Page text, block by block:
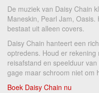
De muziek van Daisy Chain
Maneskin, Pearl Jam,
bestaat uit alleen covers.
Daisy Chain hanteert een
optredens. Houd er
reisafstand en speelduur
gage maar schroom niet om
Boek Daisy Chain nu